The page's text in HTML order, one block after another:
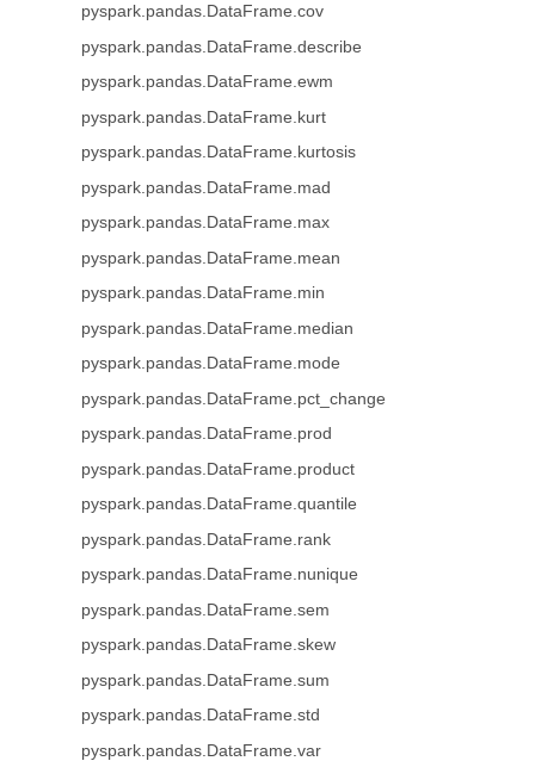
pyspark.pandas.DataFrame.cov
pyspark.pandas.DataFrame.describe
pyspark.pandas.DataFrame.ewm
pyspark.pandas.DataFrame.kurt
pyspark.pandas.DataFrame.kurtosis
pyspark.pandas.DataFrame.mad
pyspark.pandas.DataFrame.max
pyspark.pandas.DataFrame.mean
pyspark.pandas.DataFrame.min
pyspark.pandas.DataFrame.median
pyspark.pandas.DataFrame.mode
pyspark.pandas.DataFrame.pct_change
pyspark.pandas.DataFrame.prod
pyspark.pandas.DataFrame.product
pyspark.pandas.DataFrame.quantile
pyspark.pandas.DataFrame.rank
pyspark.pandas.DataFrame.nunique
pyspark.pandas.DataFrame.sem
pyspark.pandas.DataFrame.skew
pyspark.pandas.DataFrame.sum
pyspark.pandas.DataFrame.std
pyspark.pandas.DataFrame.var